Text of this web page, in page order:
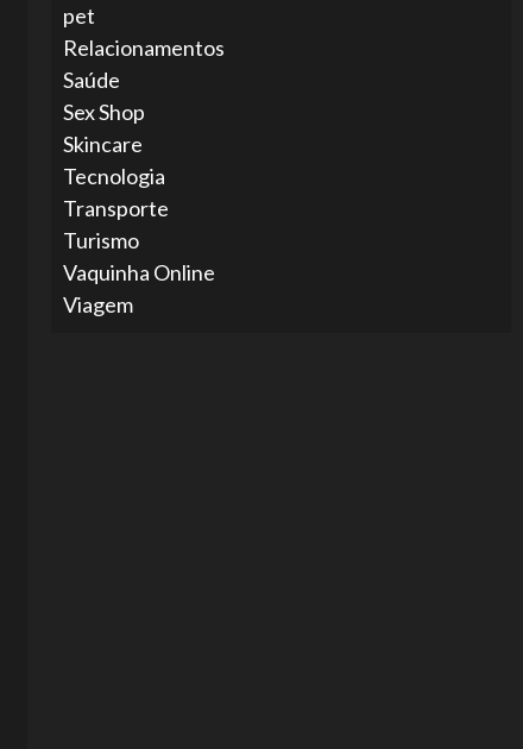
pet
Relacionamentos
Saúde
Sex Shop
Skincare
Tecnologia
Transporte
Turismo
Vaquinha Online
Viagem